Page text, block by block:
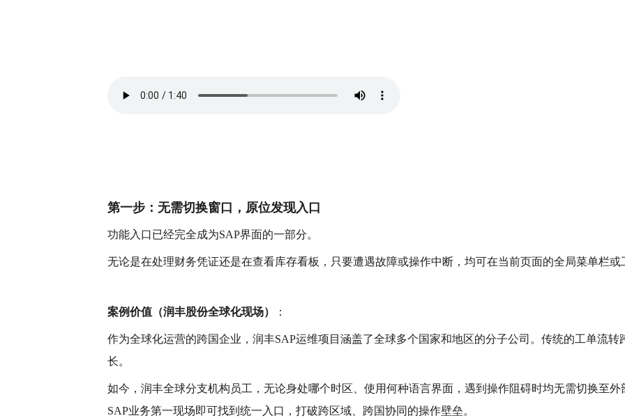
第一步：无需切换窗口，原位发现入口
功能入口已经完全成为SAP界面的一部分。
无论是在处理财务凭证还是在查看库存看板，只要遭遇故障或操作中断，均可在当前页面的全局菜单栏
案例价值（润丰股份全球化现场） ：
作为全球化运营的跨国企业，润丰SAP运维项目涵盖了全球多个国家和地区的分子公司。传统的工单流
长。
如今， 润丰全球分支机构员工，无论身处哪个时区、使用何种语言界面，遇到操作阻碍时均无需切换至外
SAP业务第一现场即可找到统一入口， 打破跨区域、跨国协同的操作壁垒。